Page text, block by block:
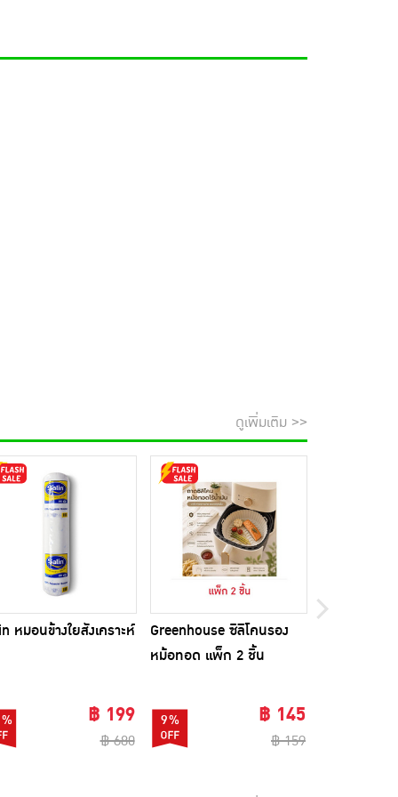
ดูเพิ่มเติม >>
หมอนข้างใยสังเคราะห์
฿ 199
฿ 680
Greenhouse ซิลิโคนรอง
หม้อทอด แพ็ก 2 ชิ้น
9% ฿ 145
฿ 159